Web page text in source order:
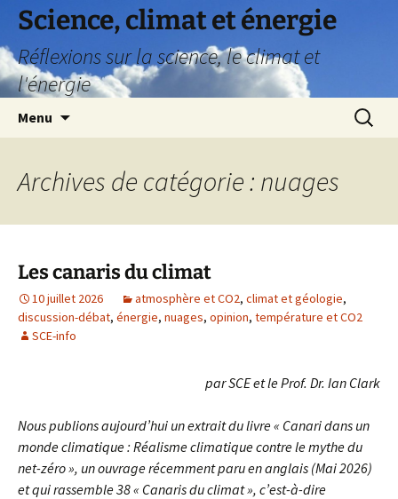
Aller
contenu
Science, climat et énergie
Réflexions sur la science, le climat et
l'énergie
Menu
Archives de catégorie : nuages
Les canaris du climat
10 juillet 2026 atmosphère et CO2, climat et géologie,
discussion-débat, énergie, nuages, opinion, température et CO2
SCE-info
par SCE et le Prof. Dr. Ian Clark
Nous publions aujourd’hui un extrait du livre « Canari dans un
monde climatique : Réalisme climatique contre le mythe du
net-zéro », un ouvrage récemment paru en anglais (Mai 2026)
et qui rassemble 38 « Canaris du climat », c’est-à-dire